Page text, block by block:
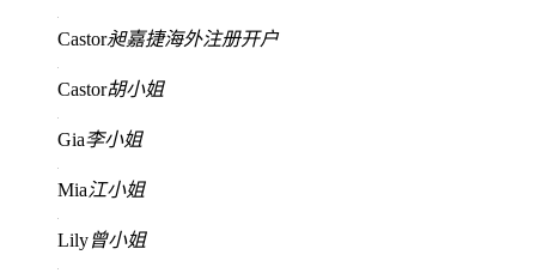
Castor昶嘉捷海外注册开户
Castor胡小姐
Gia李小姐
Mia江小姐
Lily曾小姐